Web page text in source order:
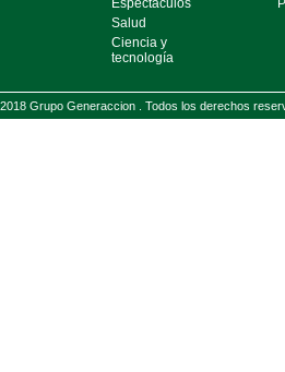
Espectáculos
Salud
Ciencia y
tecnología
2018 Grupo Generaccion . Todos los derechos